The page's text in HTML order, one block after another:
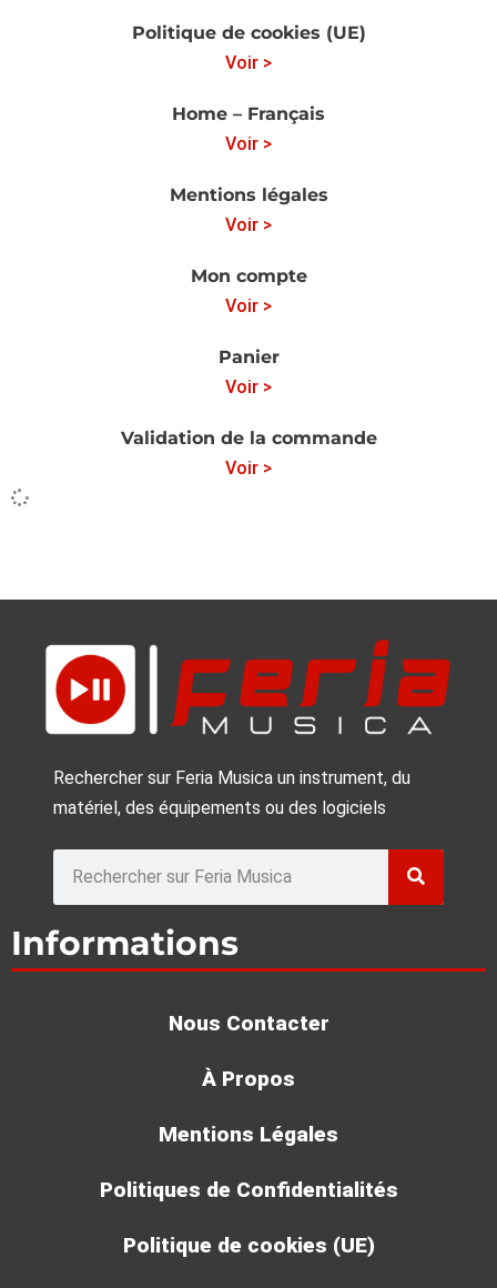
Politique de cookies (UE)
Voir >
Home – Français
Voir >
Mentions légales
Voir >
Mon compte
Voir >
Panier
Voir >
Validation de la commande
Voir >
Rechercher sur Feria Musica un instrument, du
matériel, des équipements ou des logiciels
Informations
Nous Contacter
À Propos
Mentions Légales
Politiques de Confidentialités
Politique de cookies (UE)